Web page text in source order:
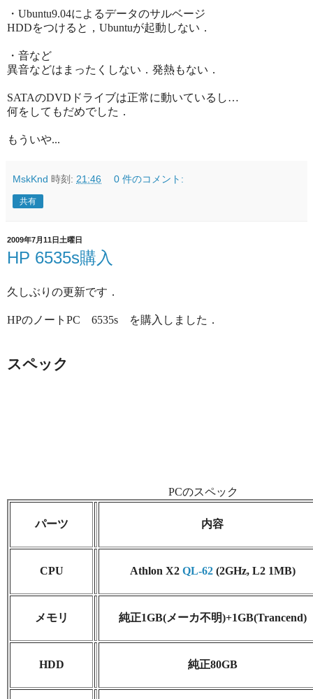
・Ubuntu9.04によるデータのサルベージ
HDDをつけると，Ubuntuが起動しない．
・音など
異音などはまったくしない．発熱もない．
SATAのDVDドライブは正常に動いているし…
何をしてもだめでした．
もういや...
MskKnd 時刻: 21:46 0 件のコメント:
共有
2009年7月11日土曜日
HP 6535s購入
久しぶりの更新です．
HPのノートPC 6535s を購入しました．
スペック
PCのスペック
パーツ 内容
CPU Athlon X2 QL-62(2GHz, L2 1MB)
メモリ 純正1GB(メーカ不明)+1GB(Trancend)
HDD 純正80GB